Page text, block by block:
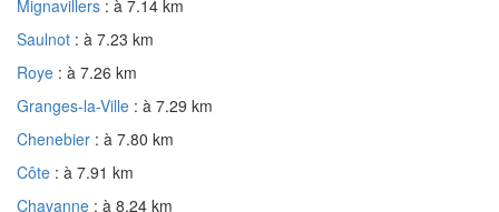
Mignavillers : à 7.14 km
Saulnot : à 7.23 km
Roye : à 7.26 km
Granges-la-Ville : à 7.29 km
Chenebier : à 7.80 km
Côte : à 7.91 km
Chavanne : à 8.24 km